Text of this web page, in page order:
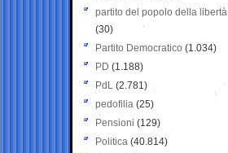
partito del popolo della libertà
(30)
Partito Democratico (1.034)
PD (1.188)
PdL (2.781)
pedofilia (25)
Pensioni (129)
Politica (40.814)